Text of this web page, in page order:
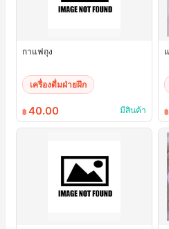
กาแฟถุง
เครื่องดื่มฝ่ายฝึก
฿ 40.00 มีสินค้า ฿